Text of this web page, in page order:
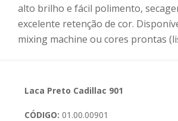
alto brilho e fácil polimento,
excelente retenção de cor.
mixing machine ou cores prontas
Laca Preto Cadillac 901
CÓDIGO: 01.00.00901